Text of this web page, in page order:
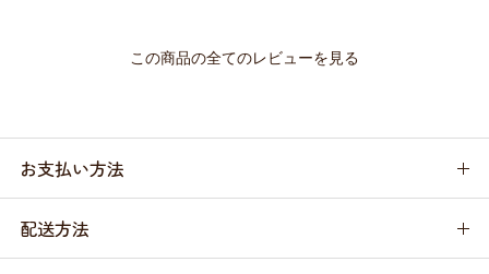
この商品の全てのレビューを見る
お支払い方法
配送方法